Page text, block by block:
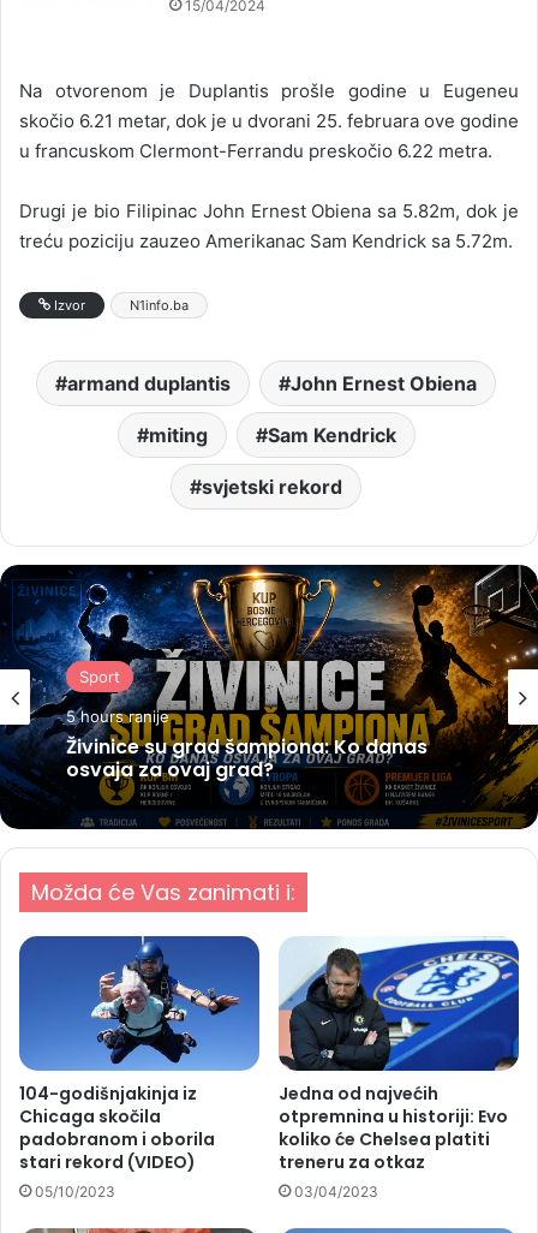
15/04/2024
Na otvorenom je Duplantis prošle godine u Eugeneu
skočio 6.21 metar, dok je u dvorani 25. februara ove godine
u francuskom Clermont-Ferrandu preskočio 6.22 metra.
Drugi je bio Filipinac John Ernest Obiena sa 5.82m, dok je
treću poziciju zauzeo Amerikanac Sam Kendrick sa 5.72m.
Izvor N1info.ba
armand duplantis John Ernest Obiena
miting Sam Kendrick
svjetski rekord
Sport
5 hours ranije
Živinice su grad šampiona: Ko danas
osvaja za ovaj grad?
Možda će Vas zanimati i:
104-godišnjakinja iz
Chicaga skočila
padobranom i oborila
stari rekord (VIDEO)
05/10/2023
Jedna od najvećih
otpremnina u historiji: Evo
koliko će Chelsea platiti
treneru za otkaz
03/04/2023